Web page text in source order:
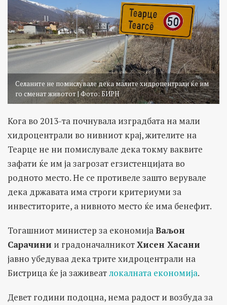
Селаните не помислувале дека малите хидроцентрали ќе им
го сменат животот | Фото: БИРН
Кога во 2013-та почнувала изградбата на мали
хидроцентрали во нивниот крај, жителите на
Теарце не ни помислувале дека токму ваквите
зафати ќе им ја загрозат егзистенцијата во
родното место. Не се противеле зашто верувале
дека државата има строги критериуми за
инвеститорите, а нивното место ќе има бенефит.
Тогашниот министер за економијаВаљон
Сарачини и градоначалникотХисен Хасани
јавно убедуваа дека трите хидроцентрали на
Бистрица ќе ја заживеатлокалната економија.
Девет години подоцна, нема радост и возбуда за